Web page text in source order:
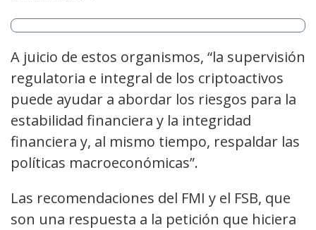
A juicio de estos organismos, “la supervisión
regulatoria e integral de los criptoactivos
puede ayudar a abordar los riesgos para la
estabilidad financiera y la integridad
financiera y, al mismo tiempo, respaldar las
políticas macroeconómicas”.
Las recomendaciones del FMI y el FSB, que
son una respuesta a la petición que hiciera